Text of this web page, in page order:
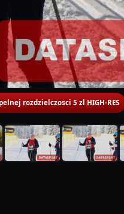
rozdzielczosci 5 zl HIGH-RES